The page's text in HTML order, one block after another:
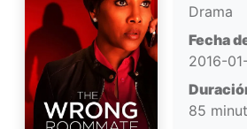
Drama
Fecha
2016-
85